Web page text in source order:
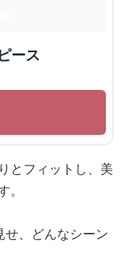
ース
とフィットし、美
、どんなシーン